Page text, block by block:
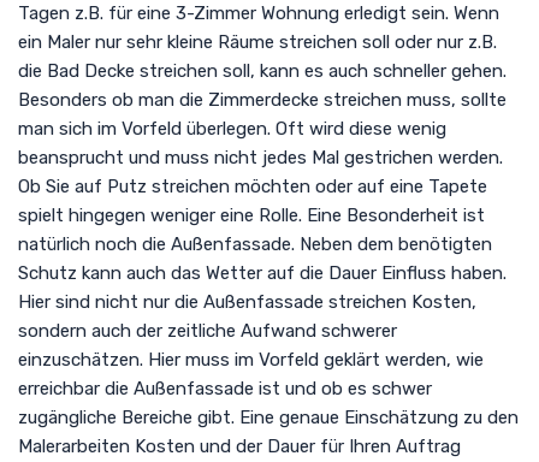
Tagen z.B. für eine 3-Zimmer Wohnung erledigt sein. Wenn
ein Maler nur sehr kleine Räume streichen soll oder nur z.B.
die Bad Decke streichen soll, kann es auch schneller gehen.
Besonders ob man die Zimmerdecke streichen muss, sollte
man sich im Vorfeld überlegen. Oft wird diese wenig
beansprucht und muss nicht jedes Mal gestrichen werden.
Ob Sie auf Putz streichen möchten oder auf eine Tapete
spielt hingegen weniger eine Rolle. Eine Besonderheit ist
natürlich noch die Außenfassade. Neben dem benötigten
Schutz kann auch das Wetter auf die Dauer Einfluss haben.
Hier sind nicht nur die Außenfassade streichen Kosten,
sondern auch der zeitliche Aufwand schwerer
einzuschätzen. Hier muss im Vorfeld geklärt werden, wie
erreichbar die Außenfassade ist und ob es schwer
zugängliche Bereiche gibt. Eine genaue Einschätzung zu den
Malerarbeiten Kosten und der Dauer für Ihren Auftrag